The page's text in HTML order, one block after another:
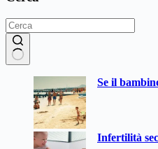
Se il
Infertilità